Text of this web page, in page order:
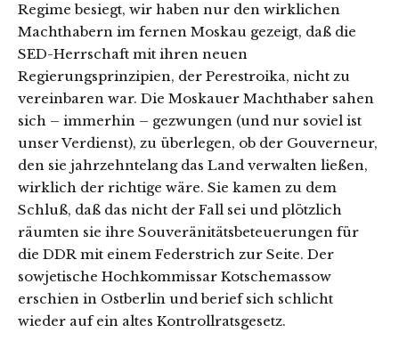
Regime besiegt, wir haben nur den wirklichen
Machthabern im fernen Moskau gezeigt, daß die
SED-Herrschaft mit ihren neuen
Regierungsprinzipien, der Perestroika, nicht zu
vereinbaren war. Die Moskauer Machthaber sahen
sich – immerhin – gezwungen (und nur soviel ist
unser Verdienst), zu überlegen, ob der Gouverneur,
den sie jahrzehntelang das Land verwalten ließen,
wirklich der richtige wäre. Sie kamen zu dem
Schluß, daß das nicht der Fall sei und plötzlich
räumten sie ihre Souveränitätsbeteuerungen für
die DDR mit einem Federstrich zur Seite. Der
sowjetische Hochkommissar Kotschemassow
erschien in Ostberlin und berief sich schlicht
wieder auf ein altes Kontrollratsgesetz.